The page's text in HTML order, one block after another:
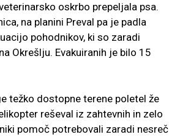
oskrbo prepeljala psa.
na planini Preval pa je padla
pohodnikov, ki so zaradi
Okrešlju. Evakuiranih je bilo 15
težko dostopne terene poletel že
reševal iz zahtevnih in zelo
pomoč potrebovali zaradi nesreč